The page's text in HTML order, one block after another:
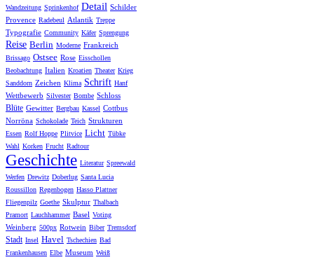
Wandzeitung Sprinkenhof Detail Schilder
Provence Radebeul Atlantik Treppe
Typografie Community Käfer Sprengung
Reise Berlin Moderne Frankreich
Brissago Ostsee Rose Eisschollen
Beobachtung Italien Kroatien Theater Krieg
Sanddorn Zeichen Klima Schrift Hanf
Wettbewerb Silvester Bombe Schloss
Blüte Gewitter Bergbau Kassel Cottbus
Norröna Schokolade Teich Strukturen
Essen Rolf Hoppe Plitvice Licht Tübke
Wahl Korken Frucht Radtour
Geschichte Literatur Spreewald
Werfen Drewitz Doberlug Santa Lucia
Roussillon Regenbogen Hasso Plattner
Fliegenpilz Goethe Skulptur Thalbach
Pramort Lauchhammer Basel Voting
Weinberg 500px Rotwein Biber Tremsdorf
Stadt Insel Havel Tschechien Bad
Frankenhausen Elbe Museum Weiß